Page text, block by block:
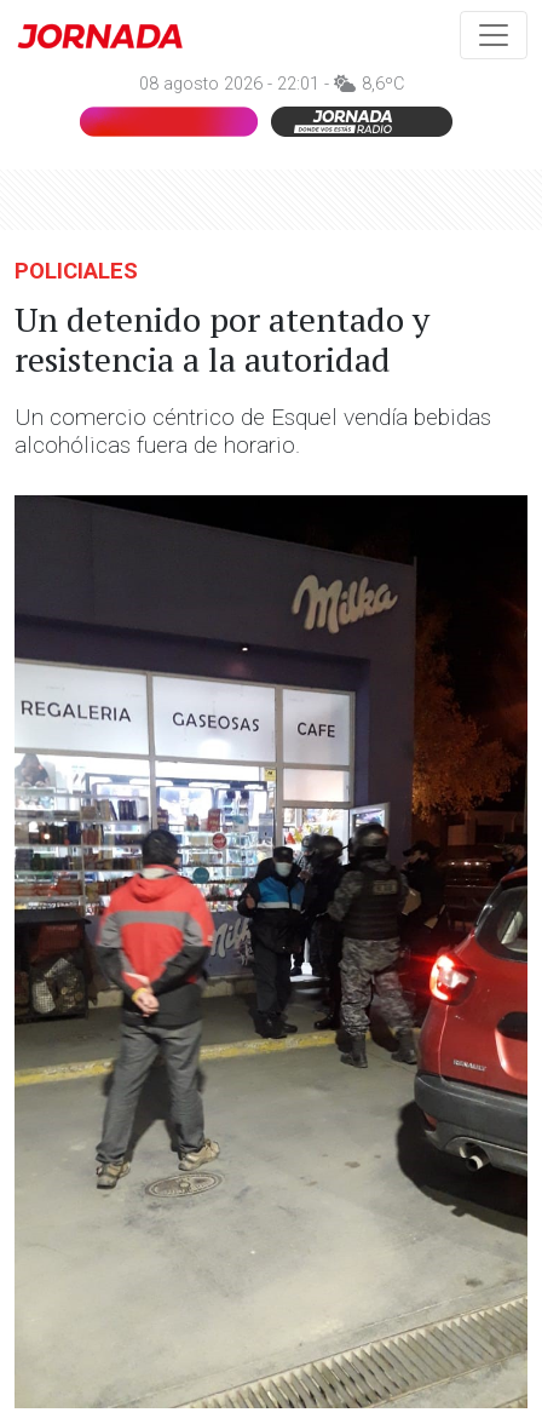
08 agosto 2026 - 22:01 - 8,6ºC
POLICIALES
Un detenido por atentado y
resistencia a la autoridad
Un comercio céntrico de Esquel vendía bebidas
alcohólicas fuera de horario.